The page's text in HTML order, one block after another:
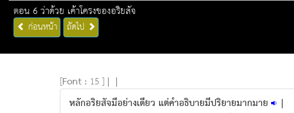
ตอน 6 ว่าด้วย เค้าโครงของอริยสัจ
ก่อนหน้า ถัดไป
[Font : 15 ] | |
หลักอริยสัจมีอย่างเดียว แต่คำอธิบายมีปริยายมากมาย |